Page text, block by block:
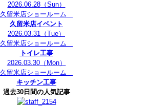
2026.06.28（Sun）
久留米店ショールーム
久留米店イベント
2026.03.31 （Tue）
久留米店ショールーム
トイレ工事
2026.03.30（Mon）
久留米店ショールーム
キッチン工事
過去30日間の人気記事